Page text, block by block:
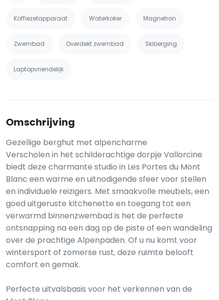
Koffiezetapparaat Waterkoker Magnetron
Zwembad Overdekt zwembad Skiberging
Laptopvriendelijk
Omschrijving
Gezellige berghut met alpencharme
Verscholen in het schilderachtige dorpje Vallorcine
biedt deze charmante studio in Les Portes du Mont
Blanc een warme en uitnodigende sfeer voor stellen
en individuele reizigers. Met smaakvolle meubels, een
goed uitgeruste kitchenette en toegang tot een
verwarmd binnenzwembad is het de perfecte
ontsnapping na een dag op de piste of een wandeling
over de prachtige Alpenpaden. Of u nu komt voor
wintersport of zomerse rust, deze ruimte belooft
comfort en gemak.
Perfecte uitvalsbasis voor het verkennen van de